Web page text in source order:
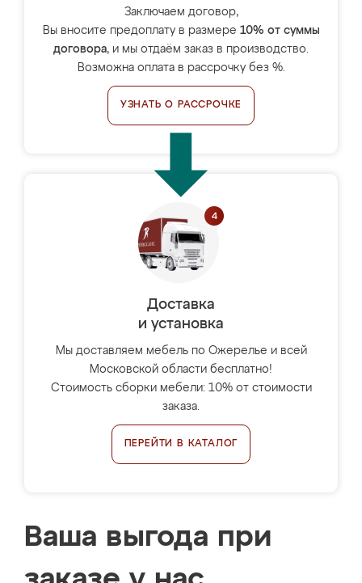
Заключаем договор,
Вы вносите предоплату в размере 10% от суммы
договора, и мы отдаём заказ в производство.
Возможна оплата в рассрочку без %.
УЗНАТЬ О РАССРОЧКЕ
Доставка
и установка
Мы доставляем мебель по Ожерелье и всей
Московской области бесплатно!
Стоимость сборки мебели: 10% от стоимости
заказа.
ПЕРЕЙТИ В КАТАЛОГ
Ваша выгода при